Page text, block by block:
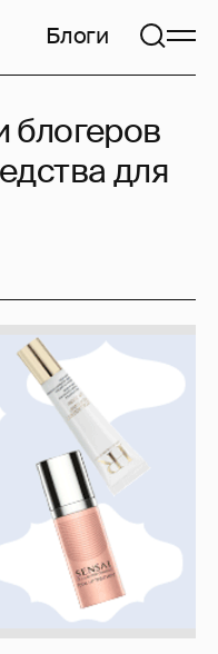
Блоги
блогеров
для